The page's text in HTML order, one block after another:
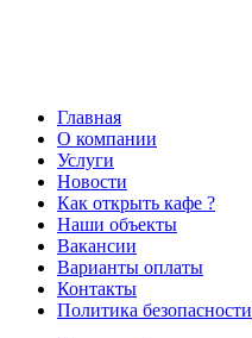
Главная
О компании
Услуги
Новости
Как открыть кафе ?
Наши объекты
Вакансии
Варианты оплаты
Контакты
Политика безопасности